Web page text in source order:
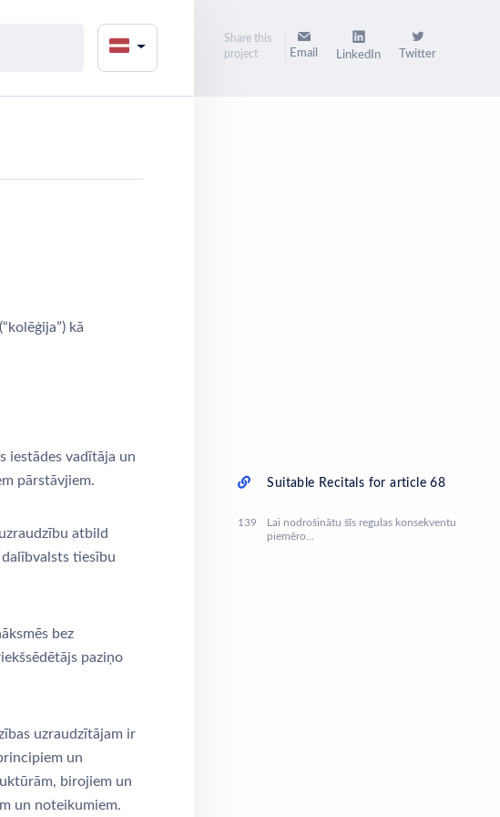
kā
iestādes vadītāja un
pārstāvjiem.
atbild
tiesību
bez
paziņo
uzraudzītājam ir
un
birojiem un
un noteikumiem.
Share this
project
Email LinkedIn Twitter
Suitable Recitals for article 68
139
Lai nodrošinātu šīs regulas konsekventu
piemēro...